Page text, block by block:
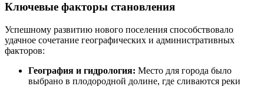
Ключевые факторы становления
Успешному развитию нового поселения способствовало
удачное сочетание географических и административных
факторов:
География и гидрология: Место для города было
выбрано в плодородной долине, где сливаются реки